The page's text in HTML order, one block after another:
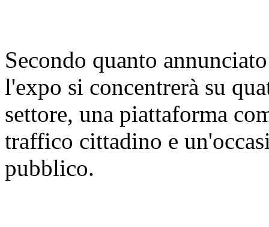
Secondo quanto
l'expo si concentrerà su
settore, una piattaforma
traffico cittadino e
pubblico.